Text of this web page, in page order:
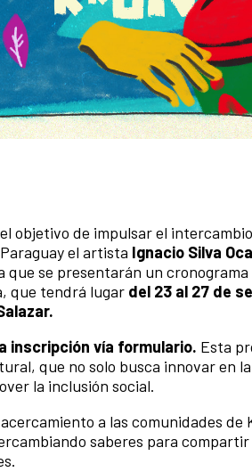
objetivo de impulsar el
el artista Ignacio Silva
que se presentarán un
que tendrá lugar del 23 al 27 de
inscripción vía formulario. Esta
que no solo busca innovar en
la inclusión social.
a las comunidades de
saberes para